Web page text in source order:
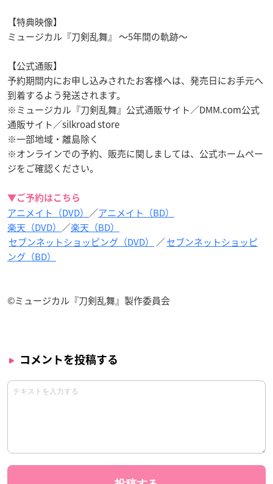
【特典映像】
ミュージカル『刀剣乱舞』 〜5年間の軌跡〜
【公式通販】
予約期間内にお申し込みされたお客様へは、発売日にお手元へ
到着するよう発送されます。
※ミュージカル『刀剣乱舞』公式通販サイト／DMM.com公式
通販サイト／silkroad store
※一部地域・離島除く
※オンラインでの予約、販売に関しましては、公式ホームペー
ジをご確認ください。
▼ご予約はこちら
アニメイト（DVD） ／アニメイト（BD）
楽天（DVD） ／楽天（BD）
セブンネットショッピング（DVD）
／セブンネットショッピ
ング（BD）
©ミュージカル『刀剣乱舞』製作委員会
コメントを投稿する